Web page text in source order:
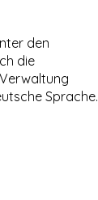
den
die
Sprache.